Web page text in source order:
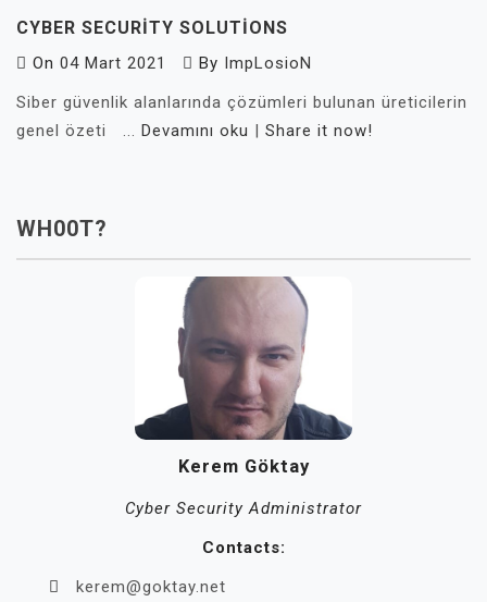
CYBER SECURITY SOLUTIONS
On 04 Mart 2021 By ImpLosioN
Siber güvenlik alanlarında çözümleri bulunan üreticilerin
genel özeti ... Devamını oku | Share it now!
WH00T?
Kerem Göktay
Cyber Security Administrator
Contacts:
kerem@goktay.net